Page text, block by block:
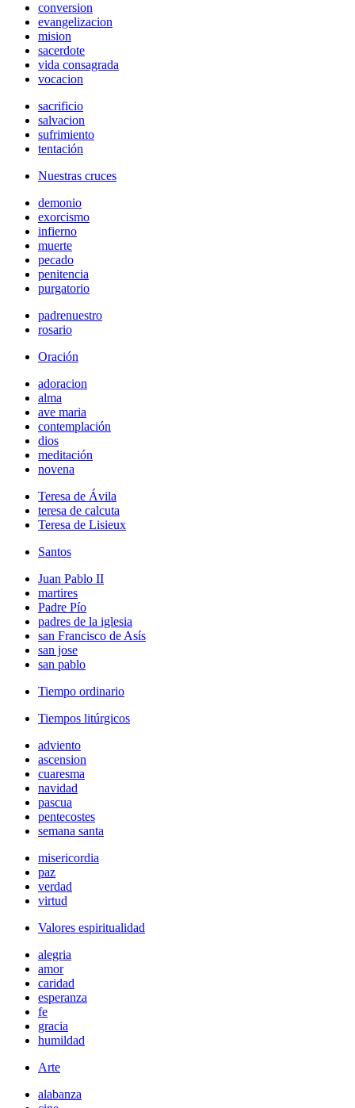
conversion
evangelizacion
mision
sacerdote
vida consagrada
vocacion
sacrificio
salvacion
sufrimiento
tentación
Nuestras cruces
demonio
exorcismo
infierno
muerte
pecado
penitencia
purgatorio
padrenuestro
rosario
Oración
adoracion
alma
ave maria
contemplación
dios
meditación
novena
Teresa de Ávila
teresa de calcuta
Teresa de Lisieux
Santos
Juan Pablo II
martires
Padre Pío
padres de la iglesia
san Francisco de Asís
san jose
san pablo
Tiempo ordinario
Tiempos litúrgicos
adviento
ascension
cuaresma
navidad
pascua
pentecostes
semana santa
misericordia
paz
verdad
virtud
Valores espiritualidad
alegria
amor
caridad
esperanza
fe
gracia
humildad
Arte
alabanza